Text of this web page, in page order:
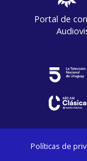
Portal de
Políticas de